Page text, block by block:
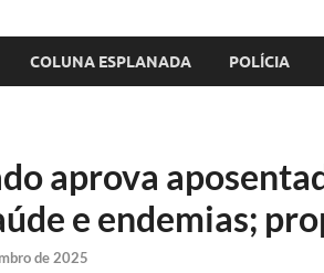
COLUNA ESPLANADA POLÍCIA
aprova
e endemias;
de 2025